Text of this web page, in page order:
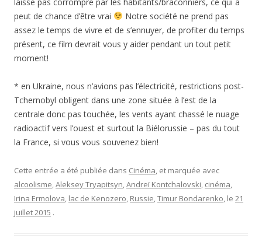
peut de chance d’être vrai
Notre société ne prend pas
assez le temps de vivre et de s’ennuyer, de profiter du temps
présent, ce film devrait vous y aider pendant un tout petit
moment!
* en Ukraine, nous n’avions pas l’électricité, restrictions post-
Tchernobyl obligent dans une zone située à l’est de la
centrale donc pas touchée, les vents ayant chassé le nuage
radioactif vers l’ouest et surtout la Biélorussie – pas du tout
la France, si vous vous souvenez bien!
Cette entrée a été publiée dans Cinéma, et marquée avec
alcoolisme,Aleksey Tryapitsyn,Andreï Kontchalovski, cinéma,
Irina Ermolova, lac de Kenozero, Russie,Timur Bondarenko, le 21
juillet 2015 .